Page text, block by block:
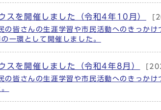
スを開催しました（令和4年10月）
皆さんの生涯学習や市民活動へのきっかけ
一環として開催しました。
スを開催しました（令和4年8月）
皆さんの生涯学習や市民活動へのきっかけ